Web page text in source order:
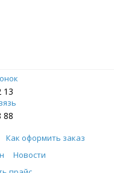
13
88
Как оформить заказ
Новости